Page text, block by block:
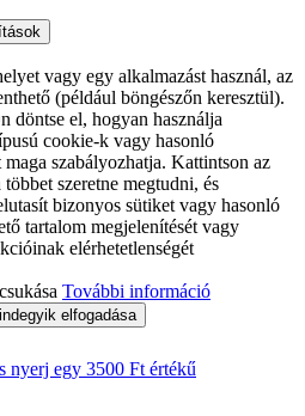
vagy egy alkalmazást használ, az
(például böngészőn keresztül).
döntse el, hogyan használja
cookie-k vagy hasonló
szabályozhatja. Kattintson az
szeretne megtudni, és
bizonyos sütiket vagy hasonló
tartalom megjelenítését vagy
elérhetetlenségét
További információ
elfogadása
nyerj egy 3500 Ft értékű